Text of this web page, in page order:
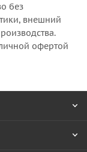
без
внешний
офертой